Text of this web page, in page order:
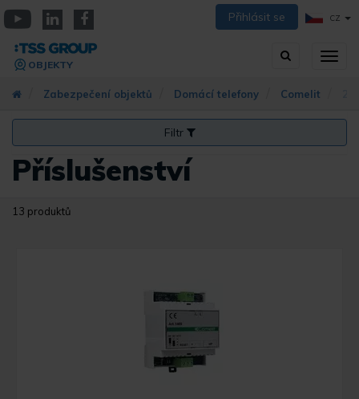
Přejít
k
hlavnímu
obsahu
Přihlásit se CZ
Vyhledávání
OBJEKTY
Zabezpečení objektů Domácí telefony Comelit
Filtr
Příslušenství
13 produktů